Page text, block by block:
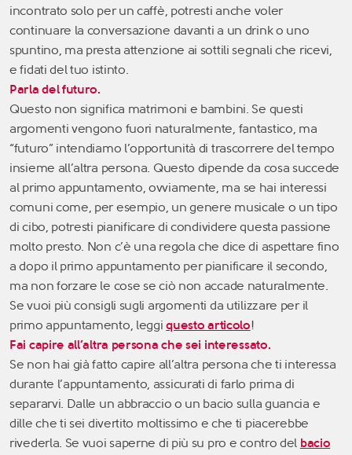
incontrato solo per un caffè, potresti anche voler
continuare la conversazione davanti a un drink o uno
spuntino, ma presta attenzione ai sottili segnali che ricevi,
e fidati del tuo istinto.
Parla del futuro.
Questo non significa matrimoni e bambini. Se questi
argomenti vengono fuori naturalmente, fantastico, ma
“futuro” intendiamo l’opportunità di trascorrere del tempo
insieme all’altra persona. Questo dipende da cosa succede
al primo appuntamento, ovviamente, ma se hai interessi
comuni come, per esempio, un genere musicale o un tipo
di cibo, potresti pianificare di condividere questa passione
molto presto. Non c’è una regola che dice di aspettare fino
a dopo il primo appuntamento per pianificare il secondo,
ma non forzare le cose se ciò non accade naturalmente.
Se vuoi più consigli sugli argomenti da utilizzare per il
primo appuntamento, leggiquesto articolo!
Fai capire all’altra persona che sei interessato.
Se non hai già fatto capire all’altra persona che ti interessa
durante l’appuntamento, assicurati di farlo prima di
separarvi. Dalle un abbraccio o un bacio sulla guancia e
dille che ti sei divertito moltissimo e che ti piacerebbe
rivederla. Se vuoi saperne di più su pro e contro del bacio